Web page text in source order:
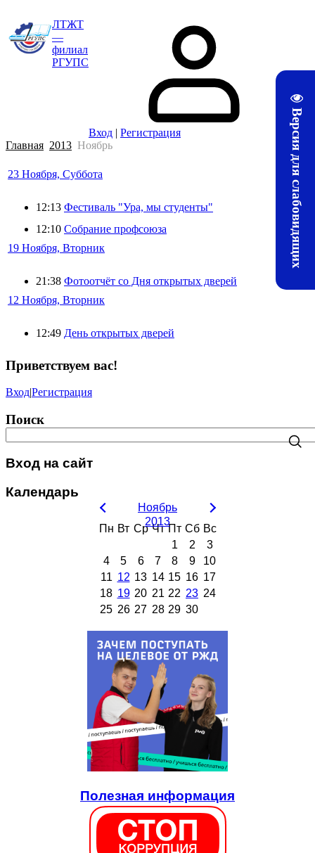
Версия для слабовидящих
ЛТЖТ
—
филиал
РГУПС
Вход | Регистрация
Главная 2013 Ноябрь
23 Ноября, Суббота
12:13 Фестиваль "Ура, мы студенты"
12:10 Собрание профсоюза
19 Ноября, Вторник
21:38 Фотоотчёт со Дня открытых дверей
12 Ноября, Вторник
12:49 День открытых дверей
Приветствуем вас!
Вход|Регистрация
Поиск
Вход на сайт
Календарь
Ноябрь
2013
Пн Вт Ср Чт Пт Сб Вс
1
2
3
4
5 6 7 8 9
10
11 12 13 14 15 16 17
18 19 20 21 22 23 24
25 26 27 28 29 30
Полезная информация